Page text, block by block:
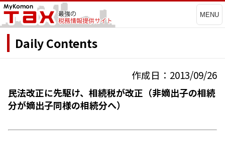
MENU
Daily Contents
作成日：2013/09/26
民法改正に先駆け、相続税が改正（非嫡出子の相続
分が嫡出子同様の相続分へ）